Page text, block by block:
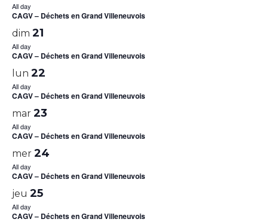
All day
CAGV – Déchets en Grand Villeneuvois
dim 21
All day
CAGV – Déchets en Grand Villeneuvois
lun 22
All day
CAGV – Déchets en Grand Villeneuvois
mar 23
All day
CAGV – Déchets en Grand Villeneuvois
mer 24
All day
CAGV – Déchets en Grand Villeneuvois
jeu 25
All day
CAGV – Déchets en Grand Villeneuvois